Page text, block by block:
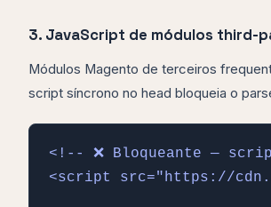
3. JavaScript de módulos third-
Módulos Magento de terceiros
script síncrono no head bloqueia o
<!-- ❌ Bloqueante —
<script src="https://